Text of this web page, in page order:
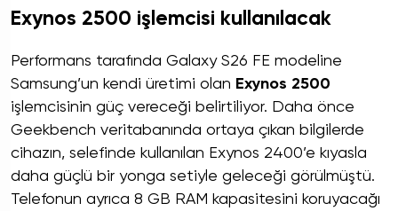
Exynos 2500 işlemcisi kullanılacak
Performans tarafında Galaxy S26 FE modeline
Samsung’un kendi üretimi olan Exynos 2500
işlemcisinin güç vereceği belirtiliyor. Daha önce
Geekbench veritabanında ortaya çıkan bilgilerde
cihazın, selefinde kullanılan Exynos 2400’e kıyasla
daha güçlü bir yonga setiyle geleceği görülmüştü.
Telefonun ayrıca 8 GB RAM kapasitesini koruyacağı